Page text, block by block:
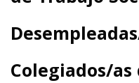
D
Colegiados/as